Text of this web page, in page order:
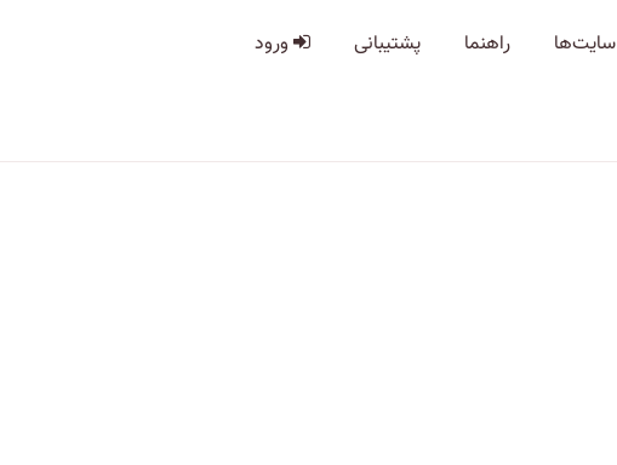
سایت‌ها راهنما پشتیبانی ورود